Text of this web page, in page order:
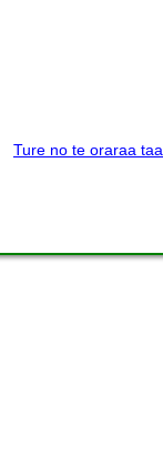
Ture no te oraraa